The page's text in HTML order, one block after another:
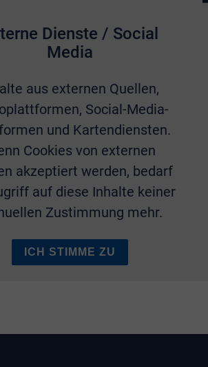
Dienste / Social
Media
aus externen Quellen,
Social-Media-
und Kartendiensten.
Cookies von externen
akzeptiert werden, bedarf
auf diese Inhalte keiner
Zustimmung mehr.
ICH STIMME ZU